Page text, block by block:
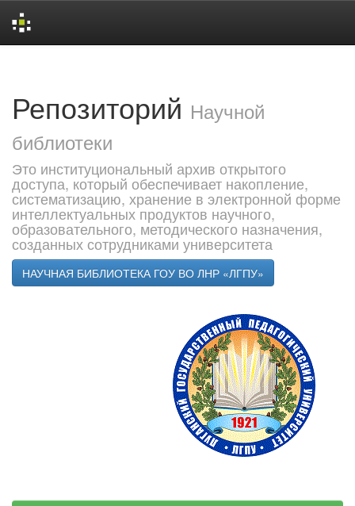
Репозиторий Научной
библиотеки
Это институциональный архив открытого
доступа, который обеспечивает накопление,
систематизацию, хранение в электронной форме
интеллектуальных продуктов научного,
образовательного, методического назначения,
созданных сотрудниками университета
НАУЧНАЯ БИБЛИОТЕКА ГОУ ВО ЛНР «ЛГПУ»